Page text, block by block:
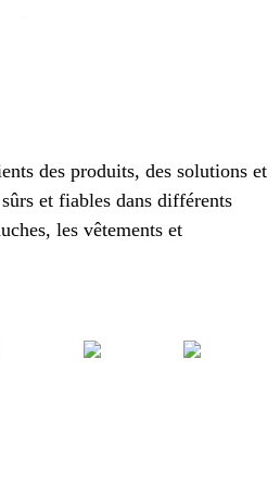
des produits, des solutions et
et fiables dans différents
les vêtements et